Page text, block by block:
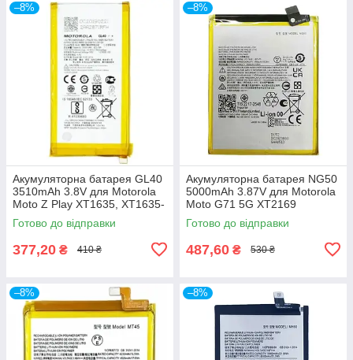
–8%
Акумуляторна батарея GL40
3510mAh 3.8V для Motorola
Moto Z Play XT1635, XT1635-
01, XT1635-02, XT1635-03
Готово до відправки
377,20 ₴ 410 ₴
–8%
Акумуляторна батарея NG50
5000mAh 3.87V для Motorola
Moto G71 5G XT2169
XT2169-1
Готово до відправки
487,60 ₴ 530 ₴
–8% –8%